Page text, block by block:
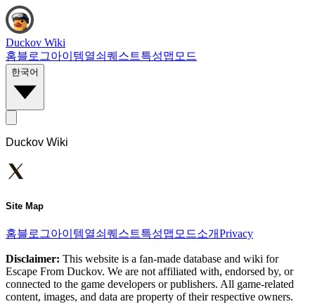
Duckov Wiki
홈블로그아이템열쇠 퀘스트특성맵 모드
한국어
Duckov Wiki
Site Map
홈블로그아이템열쇠 퀘스트특성맵 모드소개Privacy
Disclaimer: This website is a fan-made database and wiki for
Escape From Duckov. We are not affiliated with, endorsed by, or
connected to the game developers or publishers. All game-related
content, images, and data are property of their respective owners.